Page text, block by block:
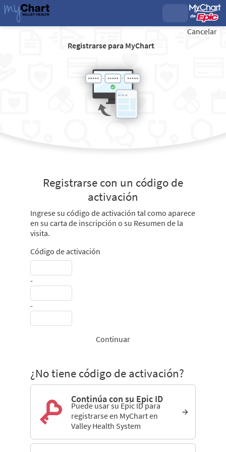
Registrarse para MyChart
Cancelar
Registrarse con un código de
activación
Ingrese su código de activación tal como aparece
en su carta de inscripción o su Resumen de la
visita.
Código de activación
-
-
Continuar
¿No tiene código de activación?
Continúa con su Epic ID
Puede usar su Epic ID para
registrarse en MyChart en
Valley Health System